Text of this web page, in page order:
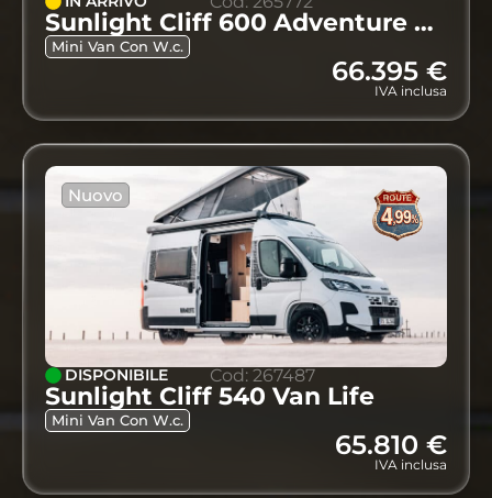
Sunlight Cliff 600 Adventure My 2027
Mini Van Con W.c.
66.395 €
IVA inclusa
Nuovo
DISPONIBILE Cod: 267487
Sunlight Cliff 540 Van Life
Mini Van Con W.c.
65.810 €
IVA inclusa